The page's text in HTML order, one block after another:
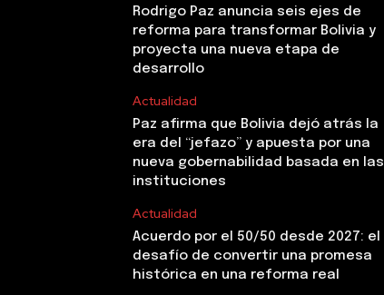
Rodrigo Paz anuncia seis ejes de
reforma para transformar Bolivia y
proyecta una nueva etapa de
desarrollo
Actualidad
Paz afirma que Bolivia dejó atrás la
era del “jefazo” y apuesta por una
nueva gobernabilidad basada en las
instituciones
Actualidad
Acuerdo por el 50/50 desde 2027: el
desafío de convertir una promesa
histórica en una reforma real